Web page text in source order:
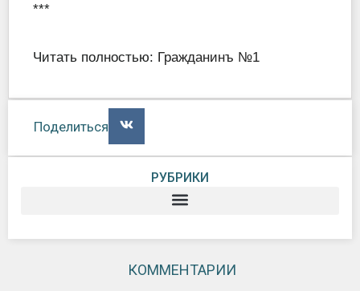
***
Читать полностью: Гражданинъ №1
Поделиться
РУБРИКИ
КОММЕНТАРИИ